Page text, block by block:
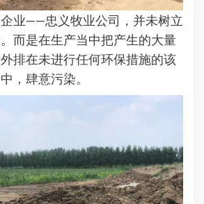
业——忠义牧业公司，并未树立
而是在生产当中把产生的大量
排在未进行任何环保措施的该
，肆意污染。